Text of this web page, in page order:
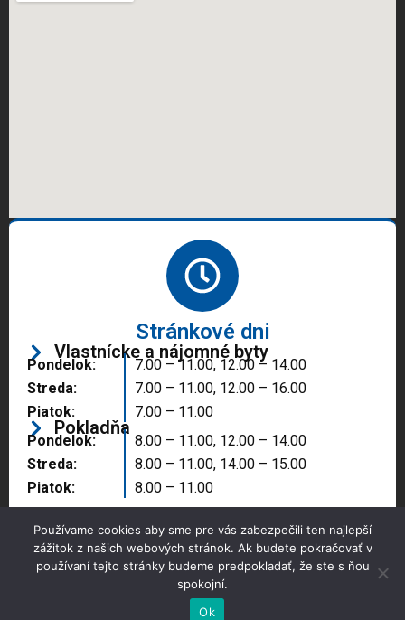
Stránkové dni
Vlastnícke a nájomné byty
Pondelok:
Streda:
Piatok:
7.00 – 11.00, 12.00 – 14.00
7.00 – 11.00, 12.00 – 16.00
7.00 – 11.00
Pokladňa
Pondelok:
Streda:
Piatok:
8.00 – 11.00, 12.00 – 14.00
8.00 – 11.00, 14.00 – 15.00
8.00 – 11.00
Copyright © 2025 Správa majetku mesta, n.o.,
Partizánske
Používame cookies aby sme pre vás zabezpečili ten najlepší
zážitok z našich webových stránok. Ak budete pokračovať v
používaní tejto stránky budeme predpokladať, že ste s ňou
spokojní.
Ok